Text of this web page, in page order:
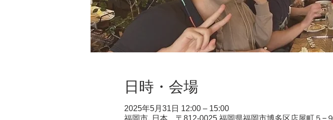
日時・会場
2025年5月31日 12:00 – 15:00
福岡市, 日本、〒812-0025 福岡県福岡市博多区店屋町５−９